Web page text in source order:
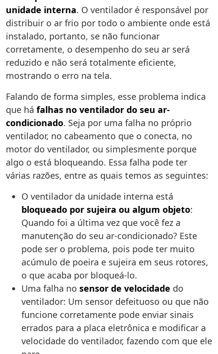
unidade interna. O ventilador é responsável por
distribuir o ar frio por todo o ambiente onde está
instalado, portanto, se não funcionar
corretamente, o desempenho do seu ar será
reduzido e não será totalmente eficiente,
mostrando o erro na tela.
Falando de forma simples, esse problema indica
que há falhas no ventilador do seu ar-
condicionado. Seja por uma falha no próprio
ventilador, no cabeamento que o conecta, no
motor do ventilador, ou simplesmente porque
algo o está bloqueando. Essa falha pode ter
várias razões, entre as quais temos as seguintes:
O ventilador da unidade interna está
bloqueado por sujeira ou algum objeto:
Quando foi a última vez que você fez a
manutenção do seu ar-condicionado? Este
pode ser o problema, pois pode ter muito
acúmulo de poeira e sujeira em seus rotores,
o que acaba por bloqueá-lo.
Uma falha no sensor de velocidade do
ventilador: Um sensor defeituoso ou que não
funcione corretamente pode enviar sinais
errados para a placa eletrônica e modificar a
velocidade do ventilador, fazendo com que ele